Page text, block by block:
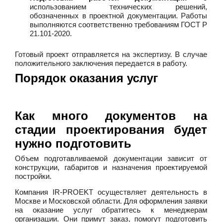
использованием технических решений,
обозначенных в проектной документации. Работы
выполняются соответственно требованиям ГОСТ Р
21.101-2020.
Готовый проект отправляется на экспертизу. В случае
положительного заключения передается в работу.
Порядок оказания услуг
Как много документов на
стадии проектирования будет
нужно подготовить
Объем подготавливаемой документации зависит от
конструкции, габаритов и назначения проектируемой
постройки.
Компания IR-PROEKT осуществляет деятельность в
Москве и Московской области. Для оформления заявки
на оказание услуг обратитесь к менеджерам
организации. Они примут заказ, помогут подготовить